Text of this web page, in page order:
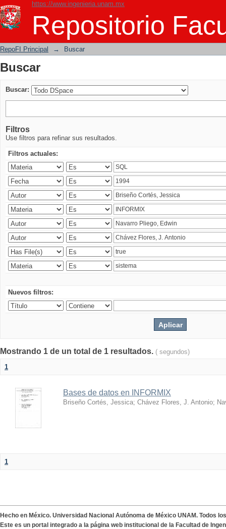
https://www.ingenieria.unam.mx
Repositorio
Buscar
RepoFI Principal → Buscar
Buscar
Buscar:
Filtros
Use filtros para refinar sus resultados.
Filtros actuales:
Nuevos filtros:
Mostrando 1 de un total de 1 resultados. ( segundos)
1
Bases de datos en INFORMIX
Briseño Cortés, Jessica; Chávez Flores, J. Antonio;
1
Hecho en México. Universidad Nacional Autónoma de México UNAM. Todos
Este es un portal integrado a la página web institucional de la Facultad de